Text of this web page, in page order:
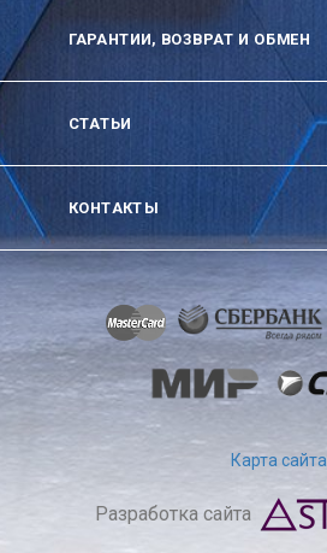
ГАРАНТИИ, ВОЗВРАТ И ОБМЕН
СТАТЬИ
КОНТАКТЫ
Карта сайта
Разработка сайта